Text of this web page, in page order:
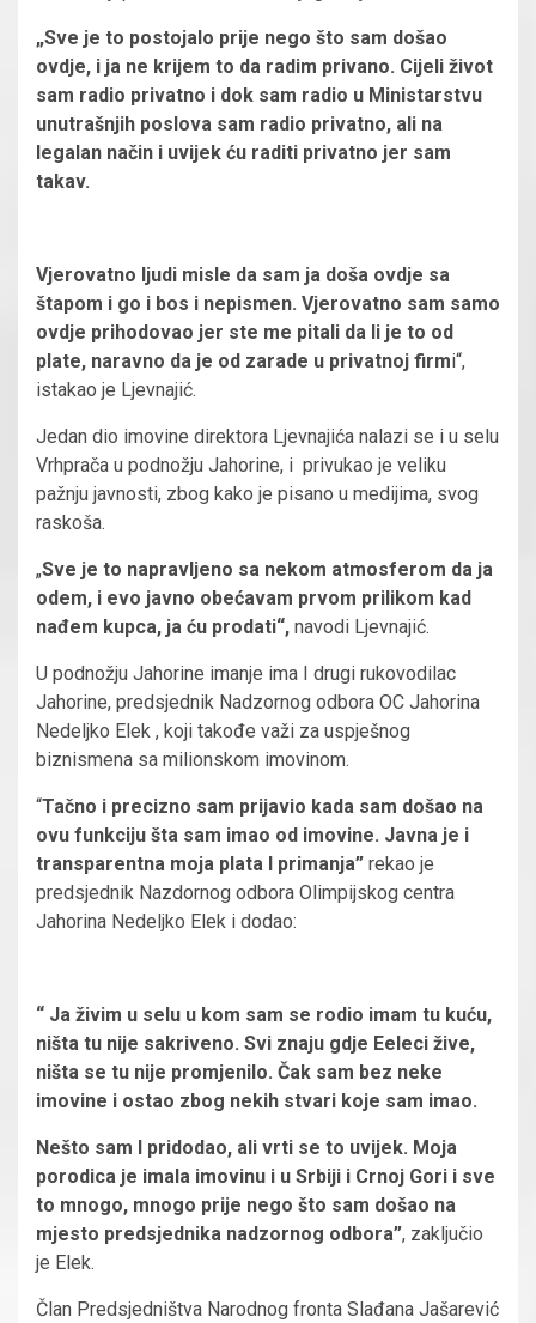
„Sve je to postojalo prije nego što sam došao
ovdje, i ja ne krijem to da radim privano. Cijeli život
sam radio privatno i dok sam radio u Ministarstvu
unutrašnjih poslova sam radio privatno, ali na
legalan način i uvijek ću raditi privatno jer sam
takav.
Vjerovatno ljudi misle da sam ja doša ovdje sa
štapom i go i bos i nepismen. Vjerovatno sam samo
ovdje prihodovao jer ste me pitali da li je to od
plate, naravno da je od zarade u privatnoj firmi“,
istakao je Ljevnajić.
Jedan dio imovine direktora Ljevnajića nalazi se i u selu
Vrhprača u podnožju Jahorine, i privukao je veliku
pažnju javnosti, zbog kako je pisano u medijima, svog
raskoša.
„Sve je to napravljeno sa nekom atmosferom da ja
odem, i evo javno obećavam prvom prilikom kad
nađem kupca, ja ću prodati“, navodi Ljevnajić.
U podnožju Jahorine imanje ima I drugi rukovodilac
Jahorine, predsjednik Nadzornog odbora OC Jahorina
Nedeljko Elek , koji takođe važi za uspješnog
biznismena sa milionskom imovinom.
“Tačno i precizno sam prijavio kada sam došao na
ovu funkciju šta sam imao od imovine. Javna je i
transparentna moja plata I primanja” rekao je
predsjednik Nazdornog odbora Olimpijskog centra
Jahorina Nedeljko Elek i dodao:
“ Ja živim u selu u kom sam se rodio imam tu kuću,
ništa tu nije sakriveno. Svi znaju gdje Eeleci žive,
ništa se tu nije promjenilo. Čak sam bez neke
imovine i ostao zbog nekih stvari koje sam imao.
Nešto sam I pridodao, ali vrti se to uvijek. Moja
porodica je imala imovinu i u Srbiji i Crnoj Gori i sve
to mnogo, mnogo prije nego što sam došao na
mjesto predsjednika nadzornog odbora”, zaključio
je Elek.
Član Predsjedništva Narodnog fronta Slađana Jašarević